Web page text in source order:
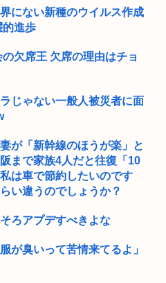
にない新種のウイルス作成
的進歩
の欠席王 欠席の理由はチョ
じゃない一般人被災者に面
が「新幹線のほうが楽」と
まで家族4人だと往復「10
は車で節約したいのです
い違うのでしょうか？
ろアプデすべきよな
が臭いって苦情来てるよ」